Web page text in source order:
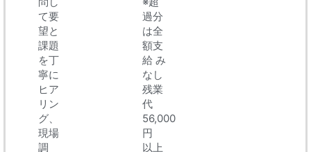
て要
望と
課題
を丁
寧に
ヒア
リン
グ、
現場
調
過分
は全
額支
給 み
なし
残業
代
56,000
円
以上